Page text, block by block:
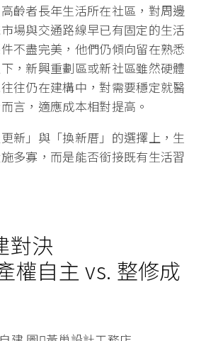
齡者長年生活所在社區，對周邊
場與交通路線早已有固定的生活
不盡完美，他們仍傾向留在熟悉
，新興重劃區或新社區雖然硬體
往仍在建構中，對需要穩定就醫
言，適應成本相對提高。
新」與「換新厝」的選擇上，生
多寡，而是能否銜接既有生活習
對決
權自主 vs. 整修成